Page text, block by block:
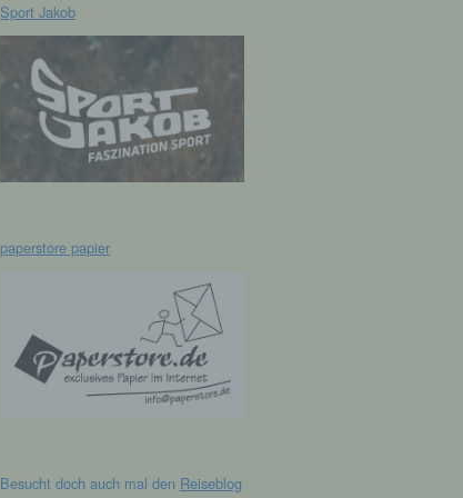
Sport Jakob
paperstore papier
Besucht doch auch mal den Reiseblog